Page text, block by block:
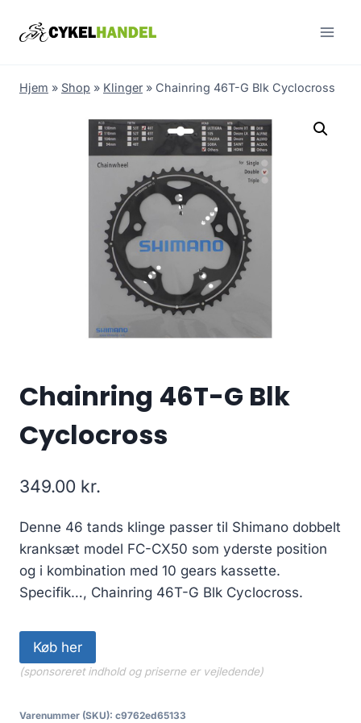
Hjem » Shop » Klinger » Chainring 46T-G Blk Cyclocross
Chainring 46T-G Blk
Cyclocross
349.00 kr.
Denne 46 tands klinge passer til Shimano dobbelt
kranksæt model FC-CX50 som yderste position
og i kombination med 10 gears kassette.
Specifik…, Chainring 46T-G Blk Cyclocross.
Køb her
(sponsoreret indhold og priserne er vejledende)
Varenummer (SKU): c9762ed65133